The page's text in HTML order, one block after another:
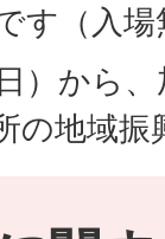
す（入場
）から
の地域